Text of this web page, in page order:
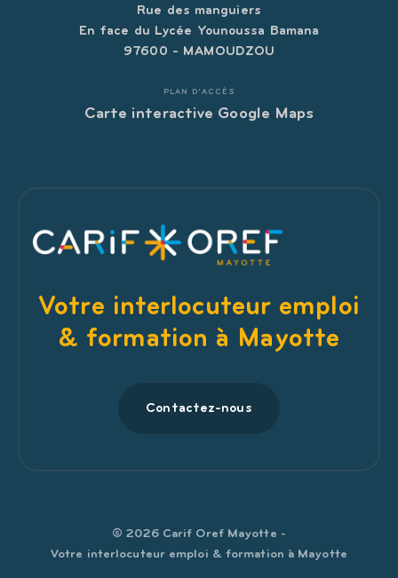
Rue des manguiers
En face du Lycée Younoussa Bamana
97600 - MAMOUDZOU
PLAN D'ACCÈS
Carte interactive Google Maps
Votre interlocuteur emploi
& formation à Mayotte
Contactez-nous
© 2026 Carif Oref Mayotte -
Votre interlocuteur emploi & formation à Mayotte